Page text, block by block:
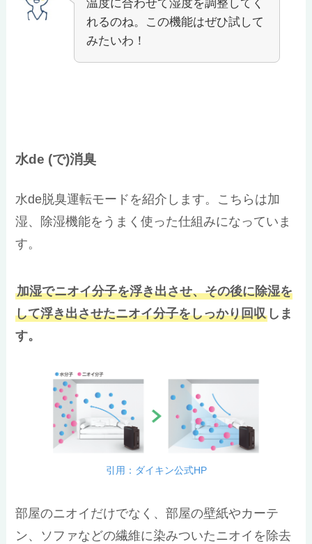
温度に合わせて湿度を調整してく
れるのね。この機能はぜひ試して
みたいわ！
水de (で)消臭
水de脱臭運転モードを紹介します。こちらは加
湿、除湿機能をうまく使った仕組みになっていま
す。
加湿でニオイ分子を浮き出させ、その後に除湿を
して浮き出させたニオイ分子をしっかり回収 しま
す。
引用：ダイキン公式HP
部屋のニオイだけでなく、部屋の壁紙やカーテ
ン、ソファなどの繊維に染みついたニオイを除去